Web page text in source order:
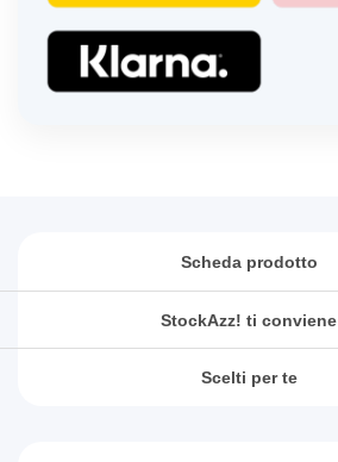
Scheda prodotto
StockAzz! ti conviene
Scelti per te